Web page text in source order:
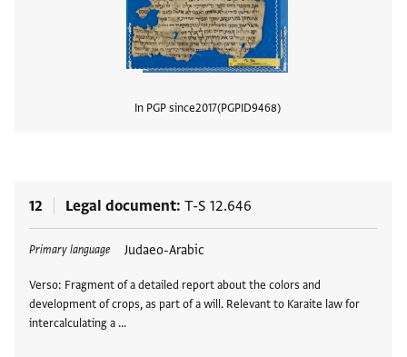
In PGP since2017 PGPID9468
12 Legal document T-S 12.646
Primary language Judaeo-Arabic
Verso: Fragment of a detailed report about the colors and
development of crops, as part of a will. Relevant to Karaite law for
intercalculating a …
Tags